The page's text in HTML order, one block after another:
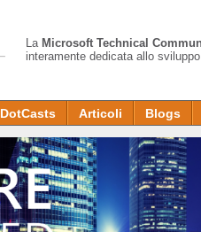
La Microsoft Technical
interamente dedicata allo
DotCasts Articoli Blogs